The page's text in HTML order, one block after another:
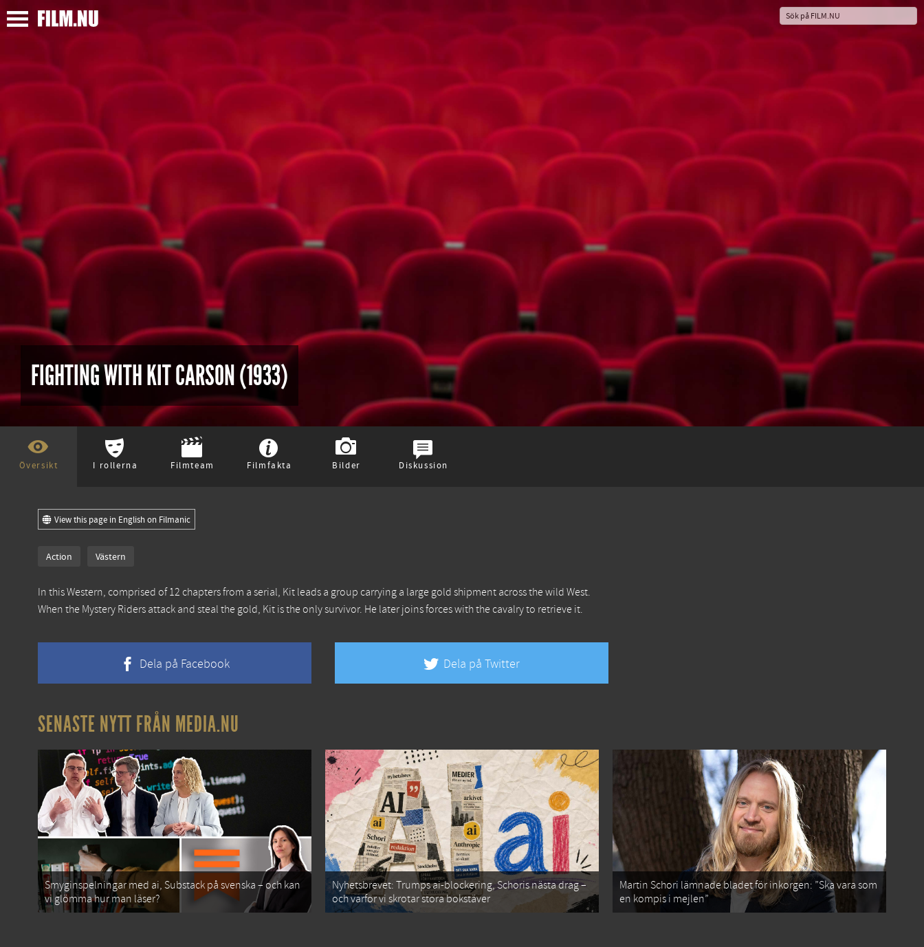
FIGHTING WITH KIT CARSON (1933)
Översikt I rollerna Filmteam Filmfakta Bilder Diskussion
View this page in English on Filmanic
Action Västern
In this Western, comprised of 12 chapters from a serial, Kit leads a group carrying a large gold shipment across the wild West.
When the Mystery Riders attack and steal the gold, Kit is the only survivor. He later joins forces with the cavalry to retrieve it.
Dela på Facebook Dela på Twitter
SENASTE NYTT FRÅN MEDIA.NU
Smyginspelningar med ai, Substack på svenska – och kan
vi glömma hur man läser?
Nyhetsbrevet: Trumps ai-blockering, Schoris nästa drag –
och varför vi skrotar stora bokstäver
Martin Schori lämnade bladet för inkorgen: ”Ska vara som
en kompis i mejlen”